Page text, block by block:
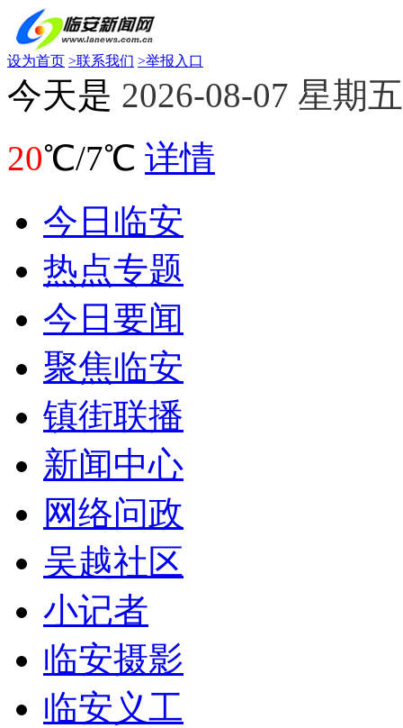
设为首页 >联系我们 >举报入口
今天是 2026-08-07 星期五
20℃/7℃ 详情
今日临安
热点专题
今日要闻
聚焦临安
镇街联播
新闻中心
网络问政
吴越社区
小记者
临安摄影
临安义工